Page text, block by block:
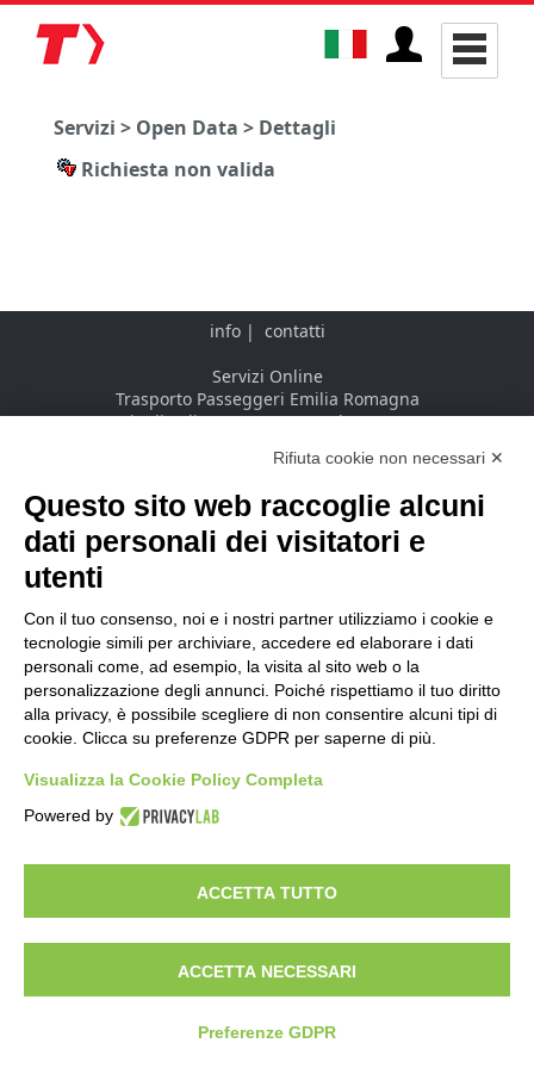
Servizi > Open Data > Dettagli
Richiesta non valida
info| contatti
Servizi Online
Trasporto Passeggeri Emilia Romagna
Via di Saliceto, 3 - 40128 Bologna - IT
Rifiuta cookie non necessari ✕
Questo sito web raccoglie alcuni
dati personali dei visitatori e
utenti
Con il tuo consenso, noi e i nostri partner utilizziamo i cookie e
tecnologie simili per archiviare, accedere ed elaborare i dati
personali come, ad esempio, la visita al sito web o la
personalizzazione degli annunci. Poiché rispettiamo il tuo diritto
alla privacy, è possibile scegliere di non consentire alcuni tipi di
cookie. Clicca su preferenze GDPR per saperne di più.
Visualizza la Cookie Policy Completa
Powered by
ACCETTA TUTTO
ACCETTA NECESSARI
Preferenze GDPR